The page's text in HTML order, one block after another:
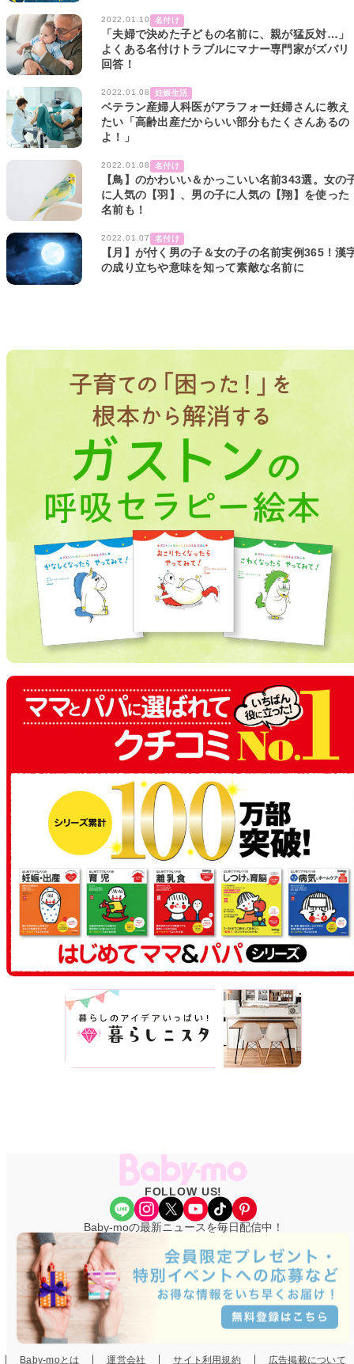
2022.01.10 名付け
「夫婦で決めた子どもの名前に、親が猛反対…」
よくある名付けトラブルにマナー専門家がズバリ
回答！
2022.01.08 妊娠生活
ベテラン産婦人科医がアラフォー妊婦さんに教え
たい「高齢出産だからいい部分もたくさんあるの
よ！」
2022.01.08 名付け
【鳥】のかわいい＆かっこいい名前343選。女の
に人気の【羽】、男の子に人気の【翔】を使った
名前も！
2022.01.07 名付け
【月】が付く男の子＆女の子の名前実例365！漢
の成り立ちや意味を知って素敵な名前に
FOLLOW US!
Share Icon Instagram X YouTube TikTok Pinterest
Baby-moの最新ニュースを毎日配信中！
Baby-moとは 運営会社 サイト利用規約 広告掲載について